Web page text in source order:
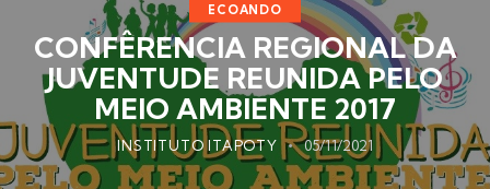
ECOANDO
CONFÊRENCIA REGIONAL DA
JUVENTUDE REUNIDA PELO
MEIO AMBIENTE 2017
INSTITUTO ITAPOTY 05/11/2021